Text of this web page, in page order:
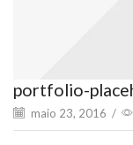
portfolio-
maio 23, 2016 /